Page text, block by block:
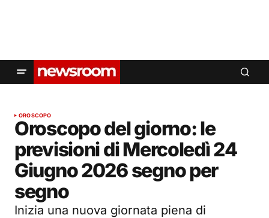
OROSCOPO
Oroscopo del giorno: le
previsioni di Mercoledì 24
Giugno 2026 segno per
segno
Inizia una nuova giornata piena di